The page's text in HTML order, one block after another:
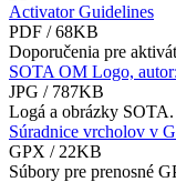
Activator Guidelines
PDF / 68KB
Doporučenia pre
SOTA OM Logo,
JPG / 787KB
Logá a obrázky SOTA.
Súradnice vrcholov v
GPX / 22KB
Súbory pre prenosné